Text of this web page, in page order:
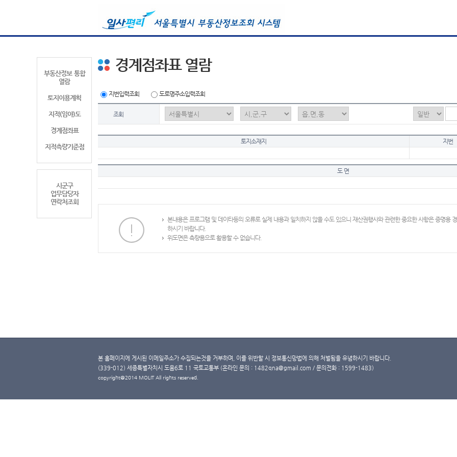
부동산정보 통합
열람
토지이용계획
지적(임야)도
경계점좌표
지적측량기준점
시군구
업무담당자
연락처조회
경계점좌표 열람
지번입력조회 도로명주소입력조회
조회
토지소재지 지번
도 면
본내용은 프로그램 및 데이타등의 오류로 실제 내용과 일치하지 않을 수도 있으니 재산권행사와 관련한 중요한 사항은 증명용
하시기 바랍니다.
위도면은 측량용으로 활용할 수 없습니다.
본 홈페이지에 게시된 이메일주소가 수집되는것을 거부하며, 이를 위반할 시 정보통신망법에 의해 처벌됨을 유념하시기 바랍니다.
(339-012) 세종특별자치시 도움6로 11 국토교통부 (온라인 문의 : 1482qna@gmail.com / 문의전화 : 1599-1483)
copyright@2014 MOLIT All rights reserved.